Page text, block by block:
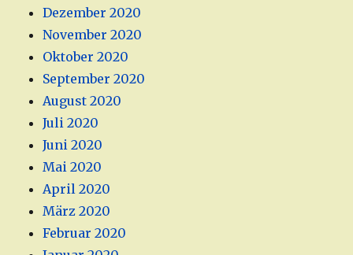
Dezember 2020
November 2020
Oktober 2020
September 2020
August 2020
Juli 2020
Juni 2020
Mai 2020
April 2020
März 2020
Februar 2020